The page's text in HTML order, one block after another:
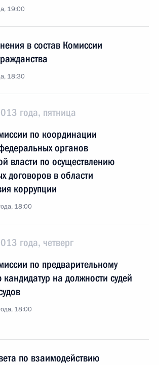
19:00
в состав Комиссии
18:30
года, пятница
по координации
органов
власти по осуществлению
договоров в области
коррупции
18:00
года, четверг
по предварительному
на должности судей
18:00
по взаимодействию